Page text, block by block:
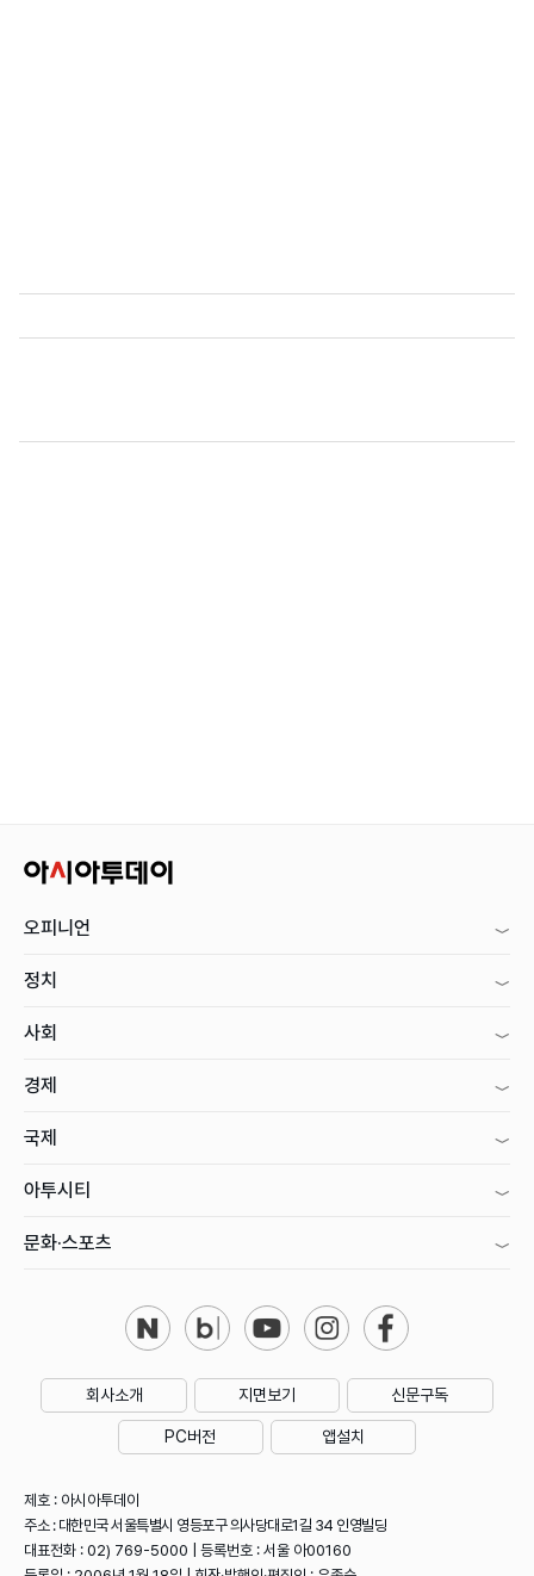
오피니언
정치
사회
경제
국제
아투시티
문화·스포츠
회사소개 지면보기 신문구독
PC버전 앱설치
제호 : 아시아투데이
주소 : 대한민국 서울특별시 영등포구 의사당대로1길 34 인영빌딩
대표전화 : 02) 769-5000 | 등록번호 : 서울 아00160